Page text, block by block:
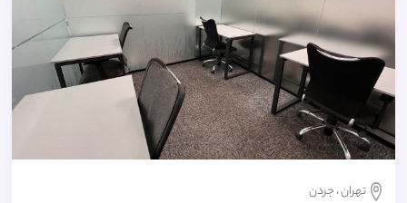
تهران ، جردن